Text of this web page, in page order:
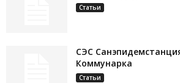
Статьи
СЭС
Коммунарка
Статьи